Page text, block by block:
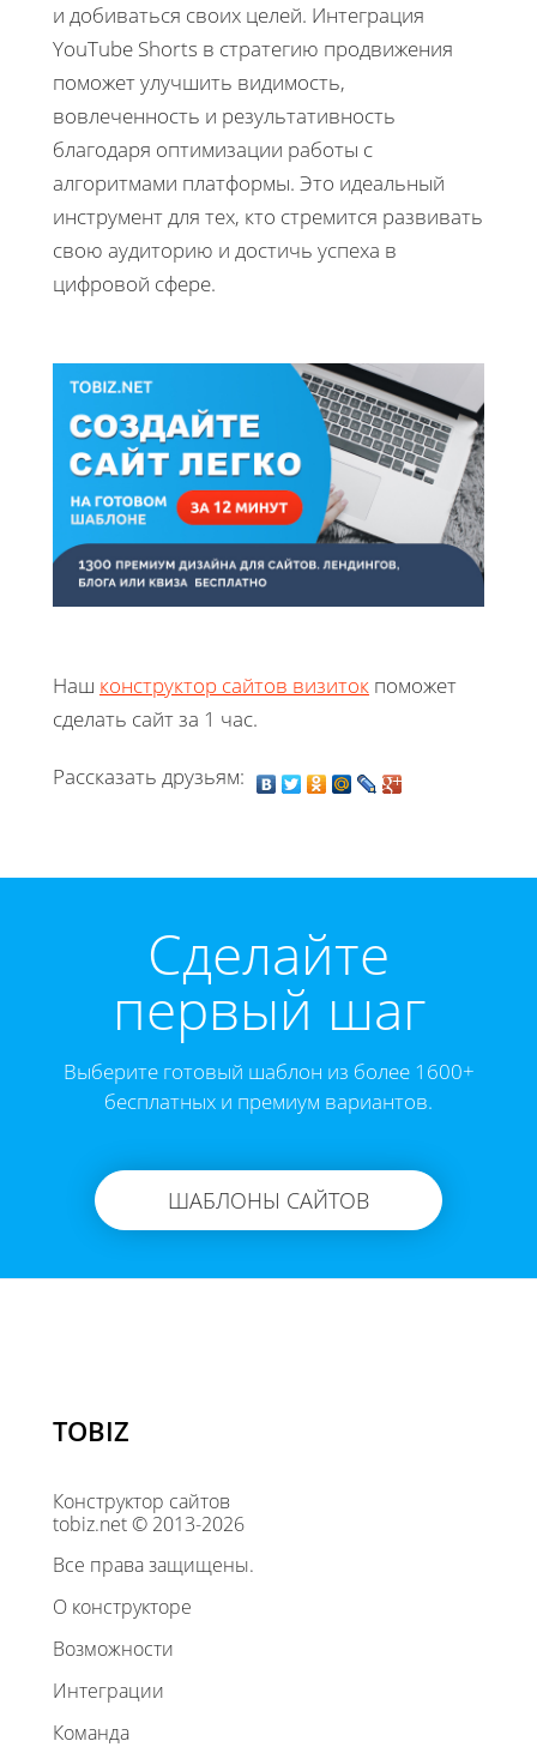
и добиваться своих целей. Интеграция
YouTube Shorts в стратегию продвижения
поможет улучшить видимость,
вовлеченность и результативность
благодаря оптимизации работы с
алгоритмами платформы. Это идеальный
инструмент для тех, кто стремится развивать
свою аудиторию и достичь успеха в
цифровой сфере.
Наш конструктор сайтов визиток поможет
сделать сайт за 1 час.
Рассказать друзьям:
Cделайте
первый шаг
Выберите готовый шаблон из более 1600+
бесплатных и премиум вариантов.
ШАБЛОНЫ САЙТОВ
TOBIZ
Конструктор сайтов
tobiz.net © 2013-2026
Все права защищены.
О конструкторе
Возможности
Интеграции
Команда